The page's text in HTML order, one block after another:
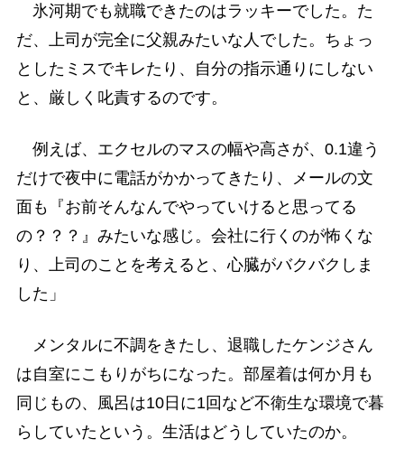
氷河期でも就職できたのはラッキーでした。た
だ、上司が完全に父親みたいな人でした。ちょっ
としたミスでキレたり、自分の指示通りにしない
と、厳しく叱責するのです。
例えば、エクセルのマスの幅や高さが、0.1違う
だけで夜中に電話がかかってきたり、メールの文
面も『お前そんなんでやっていけると思ってる
の？？？』みたいな感じ。会社に行くのが怖くな
り、上司のことを考えると、心臓がバクバクしま
した」
メンタルに不調をきたし、退職したケンジさん
は自室にこもりがちになった。部屋着は何か月も
同じもの、風呂は10日に1回など不衛生な環境で暮
らしていたという。生活はどうしていたのか。